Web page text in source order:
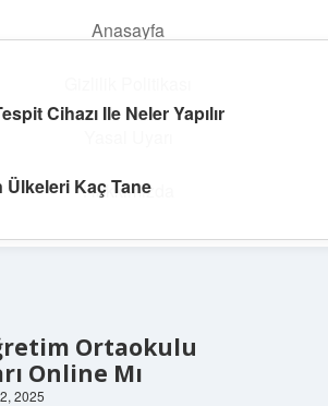
Anasayfa
Hakkımızda
Bilgi Durağı
hikayelerle gününü şenlendir!
Ortaokulu
Online Mı
2025
Cihazı Ile Neler Yapılır
Ülkeleri Kaç Tane